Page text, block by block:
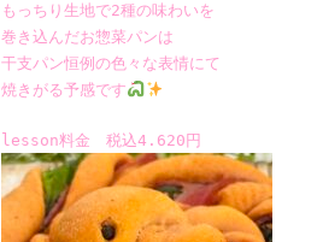
もっちり生地で2種の味わいを
巻き込んだお惣菜パンは
干支パン恒例の色々な表情にて
焼きがる予感です
lesson料金 税込4.620円